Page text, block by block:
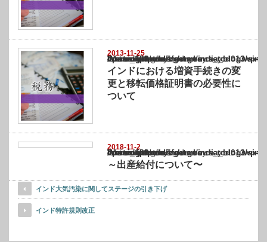
2013-11-25
Warning
: Undefined array key "show_category" in
/home/netst/kuno-cpa.co.jp/public_html/india_blog/wp-content/themes/
on line183
インドにおける増資手続きの変
更と移転価格証明書の必要性に
ついて
2018-11-2
Warning
: Undefined array key "show_category" in
/home/netst/kuno-cpa.co.jp/public_html/india_blog/wp-content/themes/
on line183
～出産給付について〜
インド大気汚染に関してステージの引き下げ
インド特許規則改正